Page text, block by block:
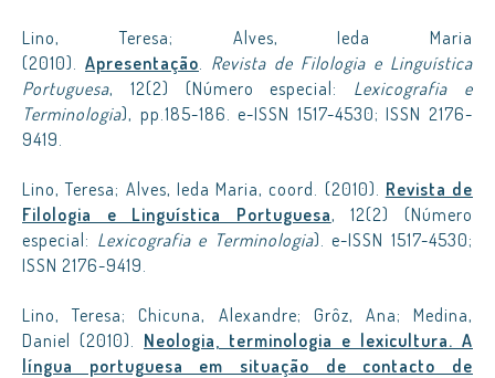
Lino, Teresa; Alves, Ieda Maria
(2010). Apresentação. Revista de Filologia e Linguística
Portuguesa, 12(2) (Número especial: Lexicografia e
Terminologia), pp.185-186. e-ISSN 1517-4530; ISSN 2176-
9419.
Lino, Teresa; Alves, Ieda Maria, coord. (2010). Revista de
Filologia e Linguística Portuguesa, 12(2) (Número
especial: Lexicografia e Terminologia). e-ISSN 1517-4530;
ISSN 2176-9419.
Lino, Teresa; Chicuna, Alexandre; Grôz, Ana; Medina,
Daniel (2010). Neologia, terminologia e lexicultura. A
língua portuguesa em situação de contacto de